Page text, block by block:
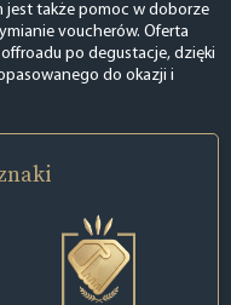
jest także pomoc w doborze
voucherów. Oferta
po degustacje, dzięki
do okazji i